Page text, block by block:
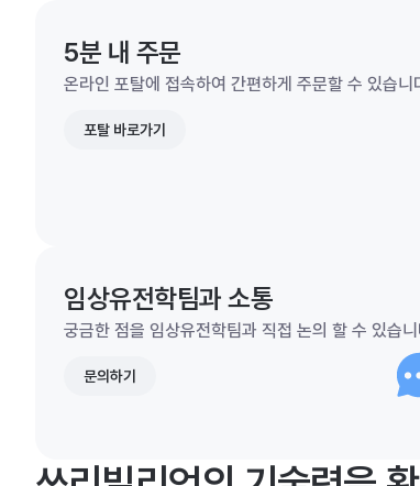
5분 내 주문
온라인 포탈에 접속하여 간편하게 주문할 수 있습니
포탈 바로가기
임상유전학팀과 소통
궁금한 점을 임상유전학팀과 직접 논의 할 수 있습
문의하기